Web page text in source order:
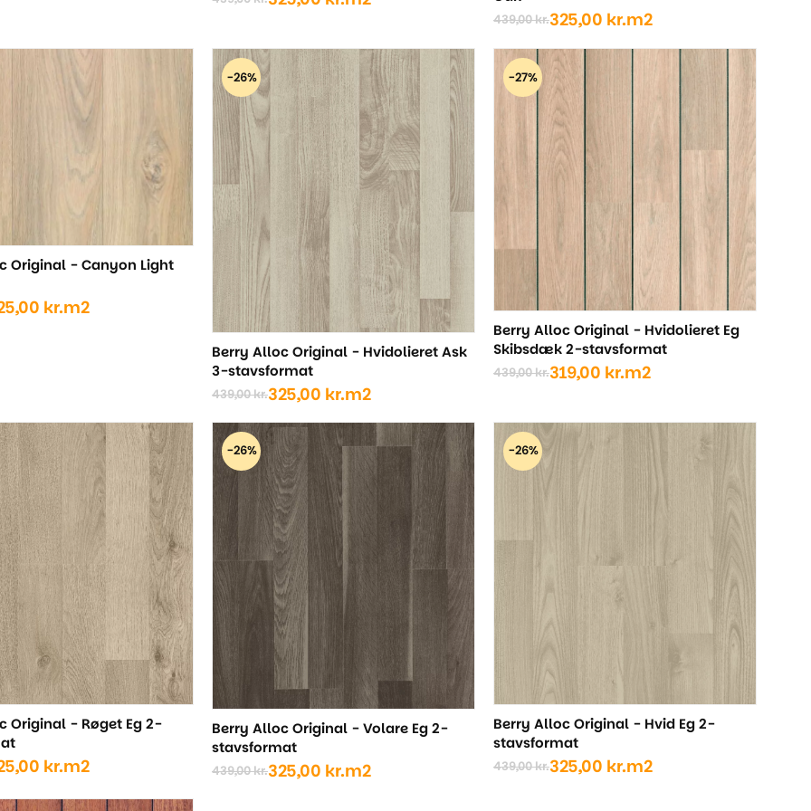
Den
pris
var:
439,00 kr..
Den
pris
er:
325,00 kr..
439,00kr.
Den
oprindelige
pris
var:
439,00 kr..
325,00 kr.
Den
aktuelle
pris
er:
325,00 kr..
m2
Original - Canyon Light
kr.m2
-26%
Berry Alloc Original - Hvidolieret Ask
3-stavsformat
439,00kr.
Den
oprindelige
pris
var:
439,00 kr..
325,00 kr.
Den
aktuelle
pris
er:
325,00 kr..
m2
-27%
Berry Alloc Original - Hvidolieret Eg
Skibsdæk 2-stavsformat
439,00kr.
Den
pris
var:
439,00 kr..
319,00 kr.
Den
pris
er:
319,00 kr..
m2
Original - Røget Eg 2-
kr.m2
-26%
Berry Alloc Original - Volare Eg 2-
stavsformat
439,00kr.
Den
325,00 kr.
Den
m2
-26%
Berry Alloc Original - Hvid Eg 2-
stavsformat
439,00kr.
Den
325,00 kr.
Den
m2